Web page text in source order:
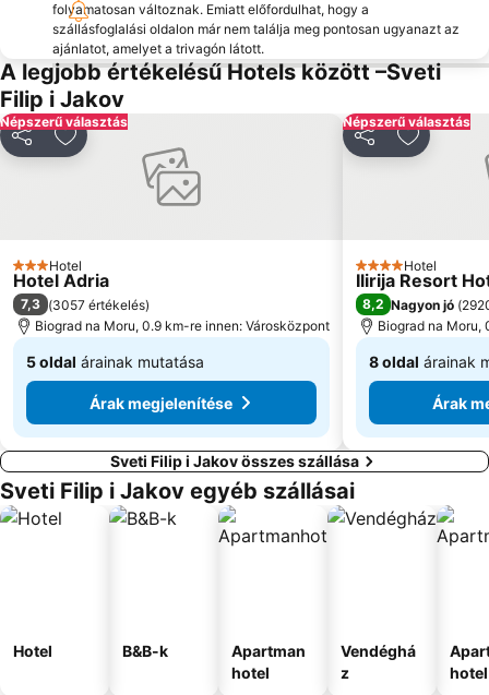
folyamatosan változnak. Emiatt előfordulhat, hogy a
szállásfoglalási oldalon már nem találja meg pontosan ugyanazt az
ajánlatot, amelyet a trivagón látott.
A legjobb értékelésű Hotels között –Sveti
Filip i Jakov
Népszerű választás
MegosztásHozzáadás a kedvencekhez
3 Kategória
Hotel
Hotel Adria
7,3 (3057 értékelés)
Biograd na Moru, 0.9 km-re innen: Városközpont
5 oldal árainak mutatása
Kezdőár:
38 450 FtÁrak megjelenítése
Népszerű választás
Megosztás
4 Kategória
Hotel
Ilirija Resort
8,2 Nagyon jó (
Biograd na Moru,
8 oldal árainak
Kezdőár:
63 675 Ft
Árak
Sveti Filip i Jakov összes szállása
Sveti Filip i Jakov egyéb szállásai
Hotel B&B-k
Apartman
hotel
Vendéghá
z
hotel